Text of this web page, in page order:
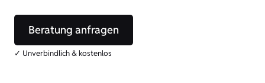
Beratung anfragen
✓ Unverbindlich & kostenlos